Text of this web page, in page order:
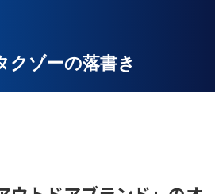
クゾーの落書き